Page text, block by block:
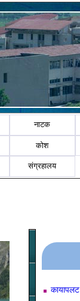
नाटक
कोश
संग्रहालय
कायापलट